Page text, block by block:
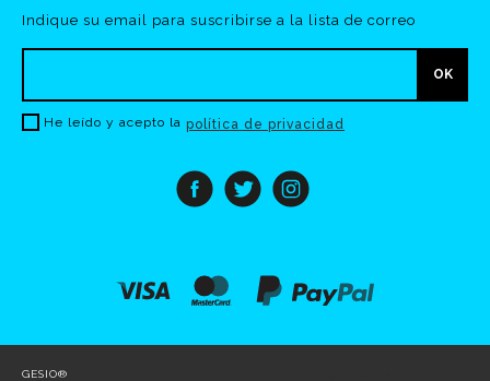
Indique su email para suscribirse a la lista de correo
He leído y acepto la política de privacidad
GESIO®